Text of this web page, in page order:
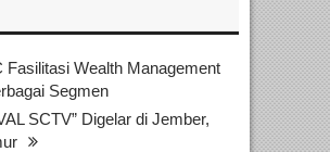
Fasilitasi Wealth Management
Segmen
SCTV” Digelar di Jember,